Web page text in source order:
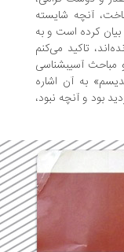
شایسته
است و به
می‏‌کنم
آسیب‏شناسی
آن اشاره
و آنچه نبود،